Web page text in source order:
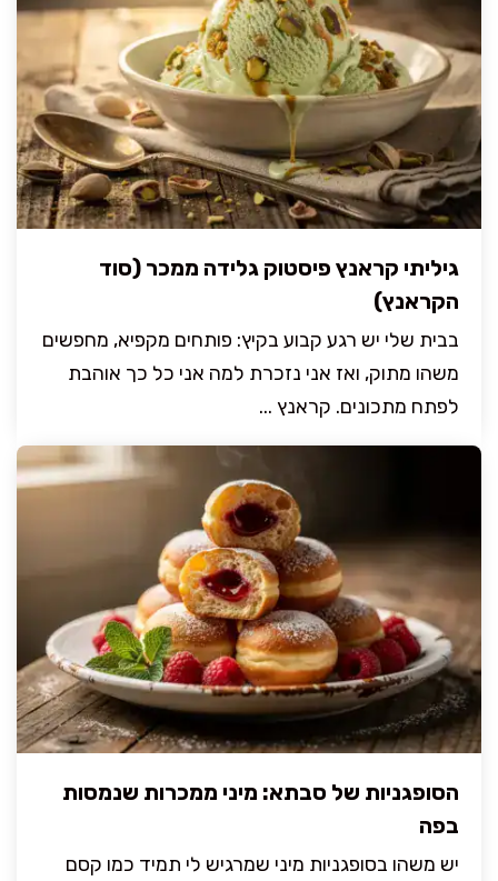
גיליתי קראנץ פיסטוק גלידה ממכר (סוד
הקראנץ)
בבית שלי יש רגע קבוע בקיץ: פותחים מקפיא, מחפשים
משהו מתוק, ואז אני נזכרת למה אני כל כך אוהבת
לפתח מתכונים. קראנץ ...
הסופגניות של סבתא: מיני ממכרות שנמסות
בפה
יש משהו בסופגניות מיני שמרגיש לי תמיד כמו קסם